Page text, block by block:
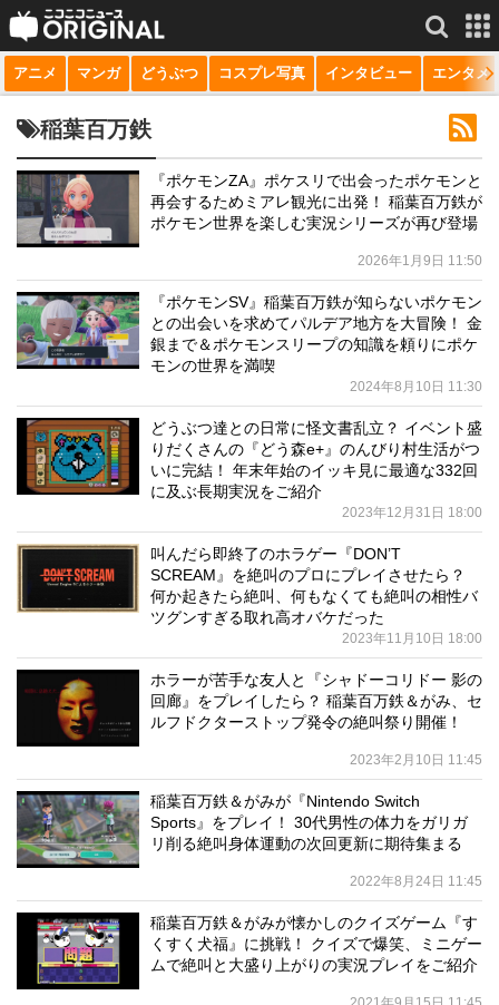
サービス一覧 もっと見る
niconico
動画
生放送
ニュース
チャンネル
マンガ
アニメ マンガ どうぶつ コスプレ写真 インタビュー エンタメ
稲葉百万鉄
『ポケモンZA』ポケスリで出会ったポケモンと
再会するためミアレ観光に出発！ 稲葉百万鉄が
ポケモン世界を楽しむ実況シリーズが再び登場
2026年1月9日 11:50
『ポケモンSV』稲葉百万鉄が知らないポケモン
との出会いを求めてパルデア地方を大冒険！ 金
銀まで＆ポケモンスリープの知識を頼りにポケ
モンの世界を満喫
2024年8月10日 11:30
どうぶつ達との日常に怪文書乱立？ イベント盛
りだくさんの『どう森e+』のんびり村生活がつ
いに完結！ 年末年始のイッキ見に最適な332回
に及ぶ長期実況をご紹介
2023年12月31日 18:00
叫んだら即終了のホラゲー『DON’T
SCREAM』を絶叫のプロにプレイさせたら？
何か起きたら絶叫、何もなくても絶叫の相性バ
ツグンすぎる取れ高オバケだった
2023年11月10日 18:00
ホラーが苦手な友人と『シャドーコリドー 影の
回廊』をプレイしたら？ 稲葉百万鉄＆がみ、セ
ルフドクターストップ発令の絶叫祭り開催！
2023年2月10日 11:45
稲葉百万鉄＆がみが『Nintendo Switch
Sports』をプレイ！ 30代男性の体力をガリガ
リ削る絶叫身体運動の次回更新に期待集まる
2022年8月24日 11:45
稲葉百万鉄＆がみが懐かしのクイズゲーム『す
くすく犬福』に挑戦！ クイズで爆笑、ミニゲー
ムで絶叫と大盛り上がりの実況プレイをご紹介